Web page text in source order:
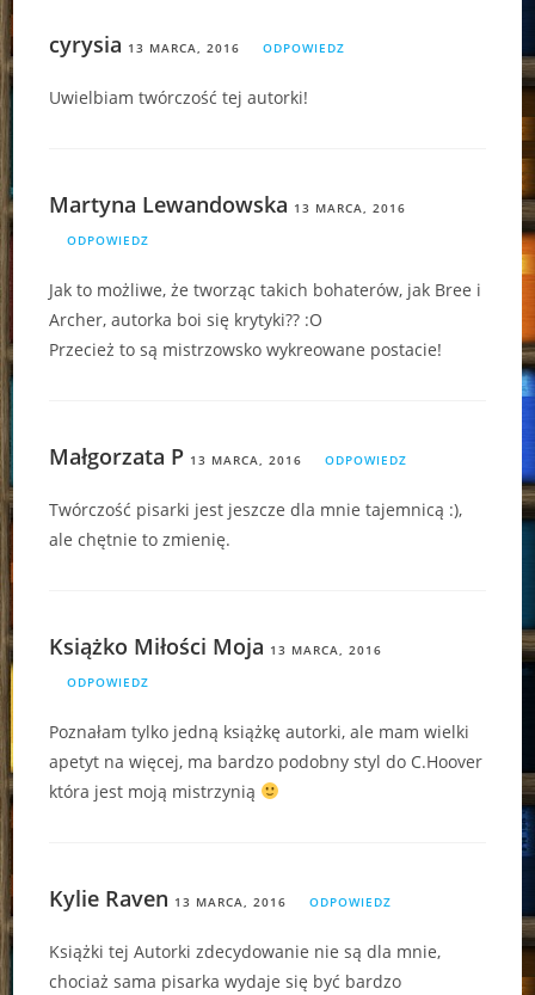
cyrysia 13 MARCA, 2016 ODPOWIEDZ
Uwielbiam twórczość tej autorki!
Martyna Lewandowska 13 MARCA, 2016
ODPOWIEDZ
Jak to możliwe, że tworząc takich bohaterów, jak Bree i
Archer, autorka boi się krytyki?? :O
Przecież to są mistrzowsko wykreowane postacie!
Małgorzata P 13 MARCA, 2016 ODPOWIEDZ
Twórczość pisarki jest jeszcze dla mnie tajemnicą :),
ale chętnie to zmienię.
Książko Miłości Moja 13 MARCA, 2016
ODPOWIEDZ
Poznałam tylko jedną książkę autorki, ale mam wielki
apetyt na więcej, ma bardzo podobny styl do C.Hoover
która jest moją mistrzynią
Kylie Raven 13 MARCA, 2016 ODPOWIEDZ
Książki tej Autorki zdecydowanie nie są dla mnie,
chociaż sama pisarka wydaje się być bardzo